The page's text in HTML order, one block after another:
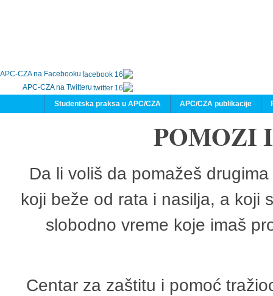
APC-CZA na Facebooku
APC-CZA na Twitteru
APC/CZA publikacije
Studentska praksa u APC/CZA
POMOZI
Da li voliš da pomažeš
koji beže od rata i nasilja, a koji
slobodno vreme koje imaš
Centar za zaštitu i pomoć